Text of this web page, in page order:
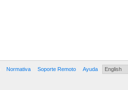
Normativa Soporte Remoto Ayuda